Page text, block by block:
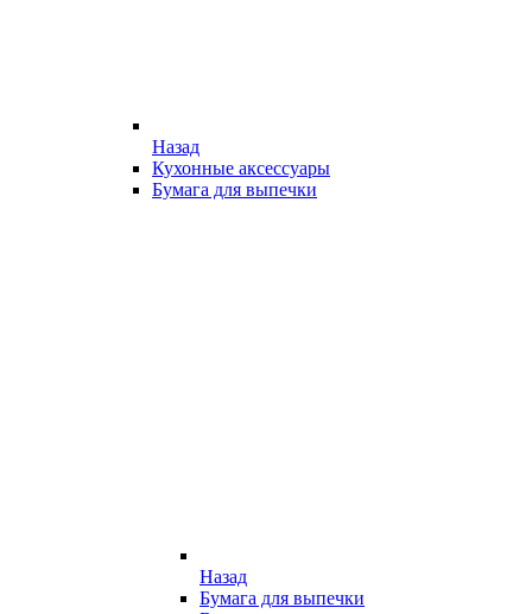
Назад
Кухонные аксессуары
Бумага для выпечки
Назад
Бумага для выпечки